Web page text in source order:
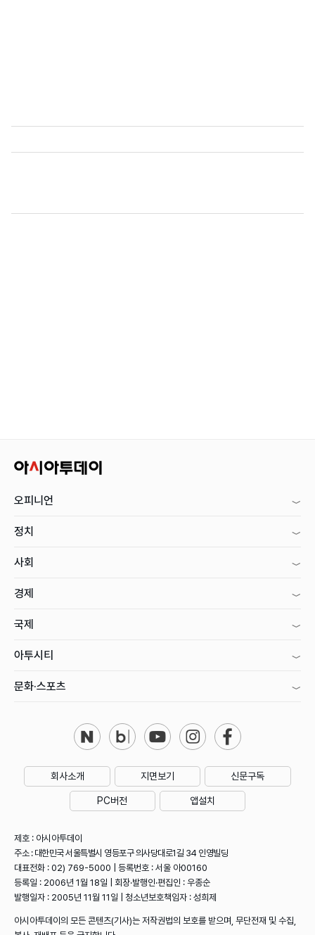
오피니언
정치
사회
경제
국제
아투시티
문화·스포츠
회사소개 지면보기 신문구독
PC버전 앱설치
제호 : 아시아투데이
주소 : 대한민국 서울특별시 영등포구 의사당대로1길 34 인영빌딩
대표전화 : 02) 769-5000 | 등록번호 : 서울 아00160
등록일 : 2006년 1월 18일 | 회장·발행인·편집인 : 우종순
발행일자 : 2005년 11월 11일 | 청소년보호책임자 : 성희제
아시아투데이의 모든 콘텐츠(기사)는 저작권법의 보호를 받으며, 무단전재 및 수집,